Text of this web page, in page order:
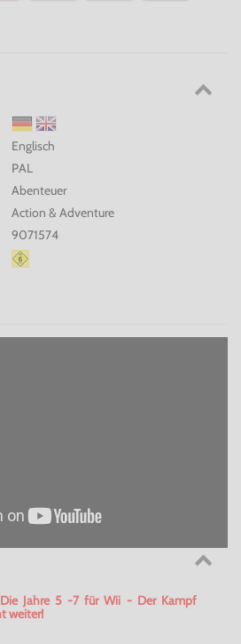
Englisch
PAL
Abenteuer
Action & Adventure
9071574
Jahre 5 -7 für Wii - Der Kampf
weiter!